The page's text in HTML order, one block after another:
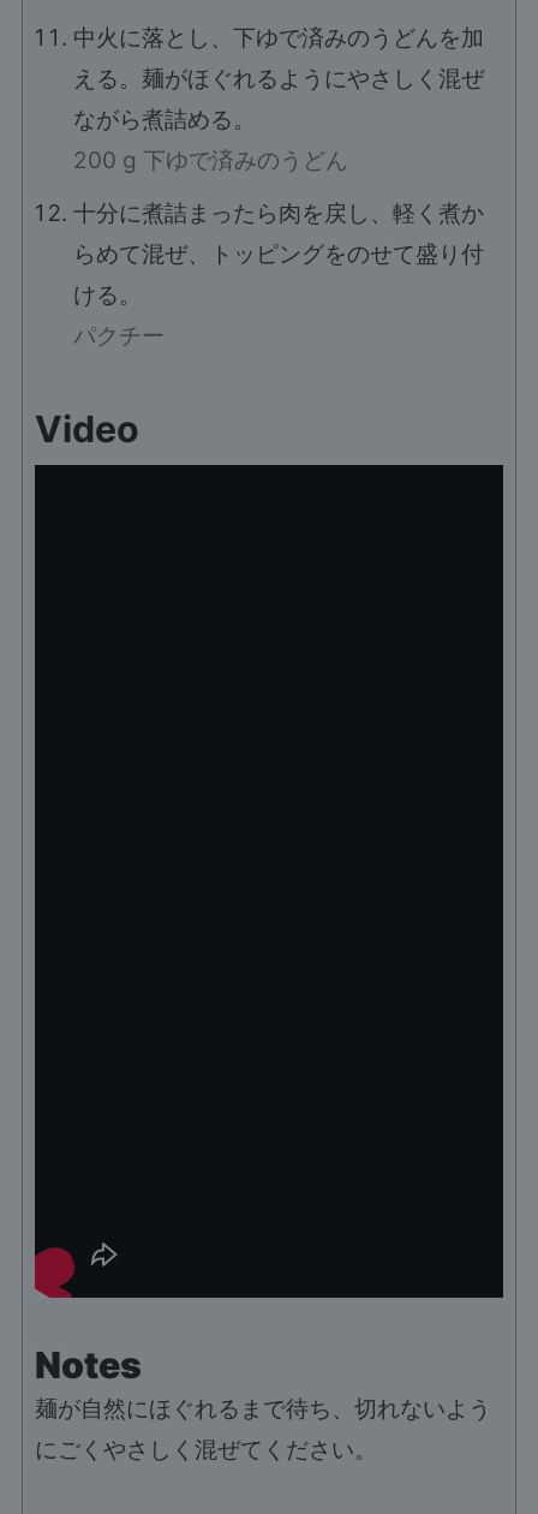
中火に落とし、下ゆで済みのうどんを加
える。麺がほぐれるようにやさしく混ぜ
ながら煮詰める。
200 g 下ゆで済みのうどん
十分に煮詰まったら肉を戻し、軽く煮か
らめて混ぜ、トッピングをのせて盛り付
ける。
パクチー
Video
Notes
麺が自然にほぐれるまで待ち、切れないよう
にごくやさしく混ぜてください。